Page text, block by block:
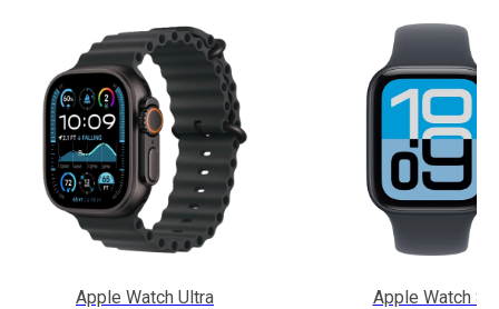
Apple Watch Ultra Apple Watch SE